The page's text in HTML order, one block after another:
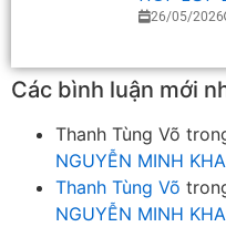
26/05/2026
Các bình luận mới
Thanh Tùng Võ
NGUYỄN MINH
Thanh Tùng Võ
NGUYỄN MINH